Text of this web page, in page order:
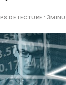
DE LECTURE :